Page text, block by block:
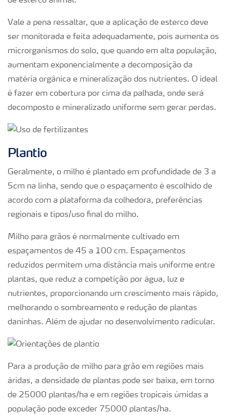
Vale a pena ressaltar, que a aplicação de esterco deve
ser monitorada e feita adequadamente, pois aumenta os
microrganismos do solo, que quando em alta população,
aumentam exponencialmente a decomposição da
matéria orgânica e mineralização dos nutrientes. O ideal
é fazer em cobertura por cima da palhada, onde será
decomposto e mineralizado uniforme sem gerar perdas.
Plantio
Geralmente, o milho é plantado em profundidade de 3 a
5cm na linha, sendo que o espaçamento é escolhido de
acordo com a plataforma da colhedora, preferências
regionais e tipos/uso final do milho.
Milho para grãos é normalmente cultivado em
espaçamentos de 45 a 100 cm. Espaçamentos
reduzidos permitem uma distância mais uniforme entre
plantas, que reduz a competição por água, luz e
nutrientes, proporcionando um crescimento mais rápido,
melhorando o sombreamento e redução de plantas
daninhas. Além de ajudar no desenvolvimento radicular.
Para a produção de milho para grão em regiões mais
áridas, a densidade de plantas pode ser baixa, em torno
de 25000 plantas/ha e em regiões tropicais úmidas a
população pode exceder 75000 plantas/ha.